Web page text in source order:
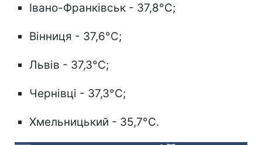
Івано-Франківськ - 37,8°C;
Вінниця - 37,6°C;
Львів - 37,3°C;
Чернівці - 37,3°C;
Хмельницький - 35,7°C.